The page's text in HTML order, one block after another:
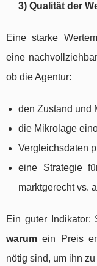
3) Qualität der
Eine starke
eine
ob die Agentur:
den Zustand und
die Mikrolage
Vergleichsdaten
eine Strategie
marktgerecht vs.
Ein guter Indikator:
warum ein Preis
nötig sind, um ihn